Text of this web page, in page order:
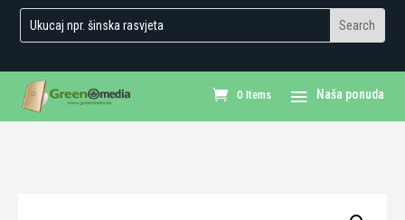
0 Items